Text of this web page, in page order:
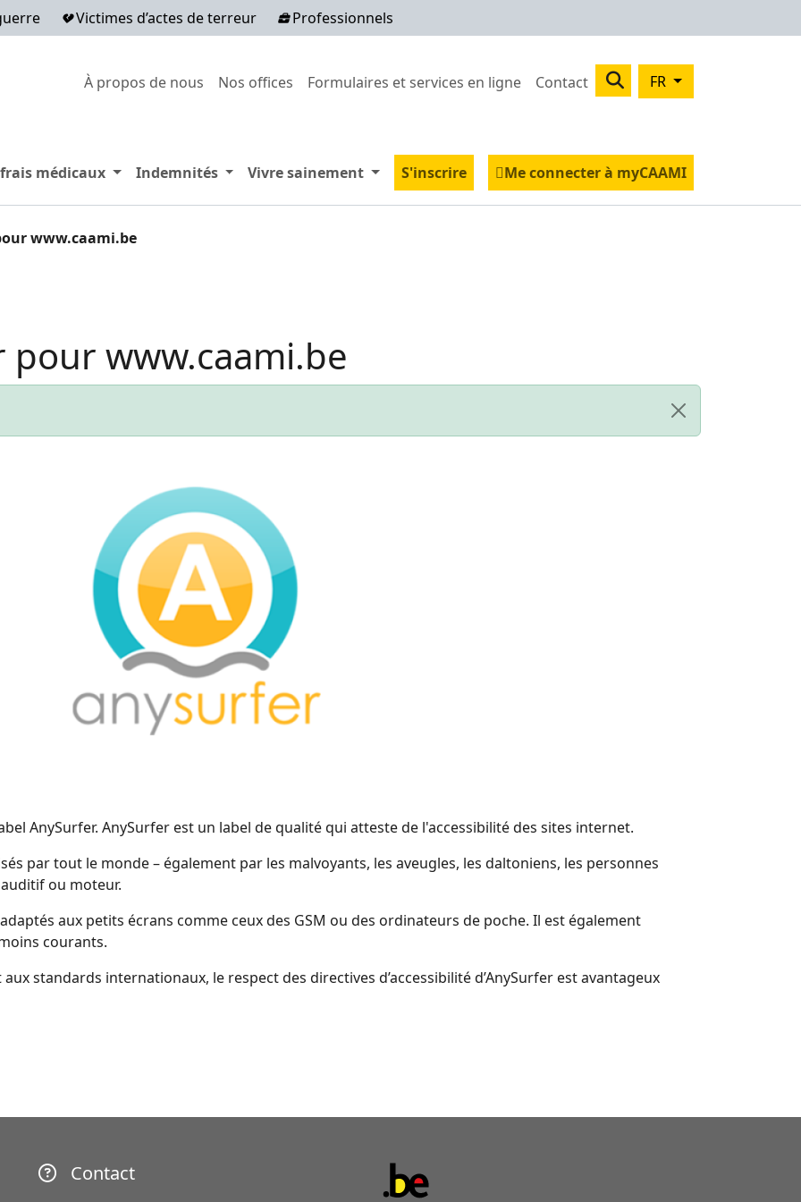
Victimes d’actes de terreur Professionnels
Secondary menu
À propos de nous Nos offices Formulaires et services en ligne Contact Search FR
médicaux Expand menu Remboursement des frais médicaux
Indemnités Expand menu Indemnités
Vivre sainement Expand menu Vivre sainement
S'inscrire Me connecter à myCAAMI
www.caami.be
pour www.caami.be
AnySurfer. AnySurfer est un label de qualité qui atteste de l'accessibilité des sites internet.
par tout le monde – également par les malvoyants, les aveugles, les daltoniens, les personnes
ou moteur.
aux petits écrans comme ceux des GSM ou des ordinateurs de poche. Il est également
courants.
standards internationaux, le respect des directives d’accessibilité d’AnySurfer est avantageux
Contact